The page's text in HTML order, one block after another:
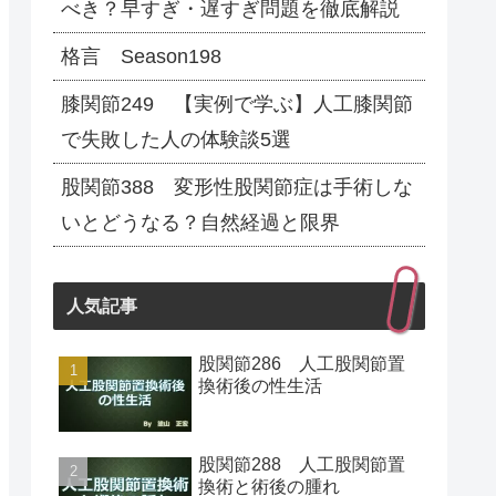
べき？早すぎ・遅すぎ問題を徹底解説
格言 Season198
膝関節249 【実例で学ぶ】人工膝関節
で失敗した人の体験談5選
股関節388 変形性股関節症は手術しな
いとどうなる？自然経過と限界
人気記事
股関節286 人工股関節置
換術後の性生活
股関節288 人工股関節置
換術と術後の腫れ